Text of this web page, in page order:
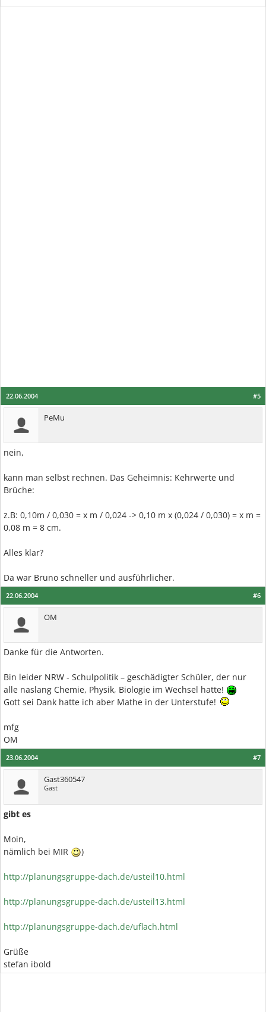
#5
22.06.2004
PeMu
nein,
kann man selbst rechnen. Das Geheimnis: Kehrwerte und
Brüche:
z.B: 0,10m / 0,030 = x m / 0,024 -> 0,10 m x (0,024 / 0,030) = x m =
0,08 m = 8 cm.
Alles klar?
Da war Bruno schneller und ausführlicher.
#6
22.06.2004
OM
Danke für die Antworten.
Bin leider NRW - Schulpolitik – geschädigter Schüler, der nur
alle naslang Chemie, Physik, Biologie im Wechsel hatte!
Gott sei Dank hatte ich aber Mathe in der Unterstufe!
mfg
OM
#7
23.06.2004
Gast360547
Gast
gibt es
Moin,
nämlich bei MIR
)
http://planungsgruppe-dach.de/usteil10.html
http://planungsgruppe-dach.de/usteil13.html
http://planungsgruppe-dach.de/uflach.html
Grüße
stefan ibold